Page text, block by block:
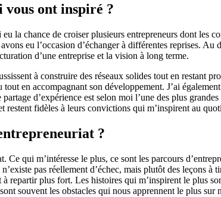
vous ont inspiré ?
la chance de croiser plusieurs entrepreneurs dont les
eu l’occasion d’échanger à différentes reprises.
d’une entreprise et la vision à long terme.
à construire des réseaux solides tout en restant
en accompagnant son développement. J’ai
d’expérience est selon moi l’une des plus
restent fidèles à leurs convictions qui m’inspirent au
?
qui m’intéresse le plus, ce sont les parcours
pas réellement d’échec, mais plutôt des
à repartir plus fort. Les histoires qui m’inspirent le plus
souvent les obstacles qui nous apprennent le plus sur